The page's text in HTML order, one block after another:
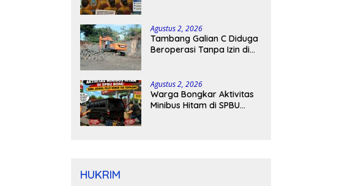
Agustus 2, 2026
Tambang Galian C Diduga
Beroperasi Tanpa Izin di
Tangan
Agustus 2, 2026
Warga Bongkar Aktivitas
Minibus Hitam di SPBU
HUKRIM